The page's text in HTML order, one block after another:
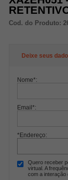
Cod. do Produto:
Deixe seus
Nome*:
Email *:
*Endereço:
Quero receber
virtual. A
com a interação